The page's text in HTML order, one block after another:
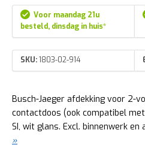
Voor maandag 21u
besteld, dinsdag in huis*
SKU:1803-02-914
Busch-Jaeger afdekking voor 2-
contactdoos (ook compatibel
SI, wit glans. Excl. binnenwerk en
»